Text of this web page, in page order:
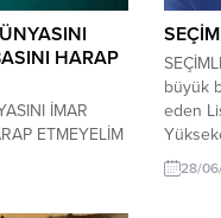
HARAP
İMAR
ETMEYELİM
geleceği için
büyük
eden
erdi.28/